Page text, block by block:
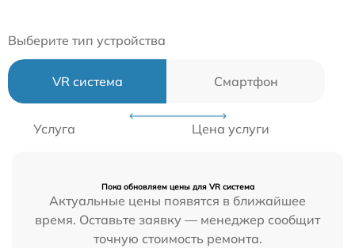
Выберите тип устройства
VR система Смартфон
Услуга Цена услуги
Пока обновляем цены для VR система
Актуальные цены появятся в ближайшее
время. Оставьте заявку — менеджер сообщит
точную стоимость ремонта.